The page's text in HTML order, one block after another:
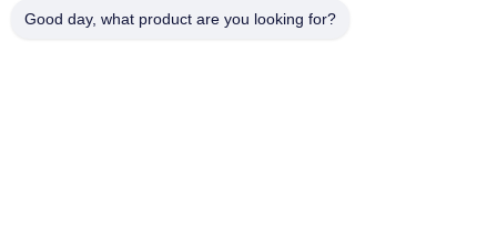
企業情報
Good day, what product are you looking for?